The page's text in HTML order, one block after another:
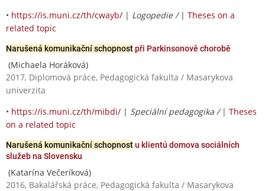
• https://is.muni.cz/th/cwayb/ | Logopedie / | Theses on a
related topic
Narušená komunikační schopnostpři Parkinsonově chorobě
(Michaela Horáková)
2017, Diplomová práce, Pedagogická fakulta / Masarykova
univerzita
• https://is.muni.cz/th/mibdi/ | Speciální pedagogika / | Theses
on a related topic
Narušená komunikační schopnostu klientú domova sociálních
služeb na Slovensku
(Katarína Večeríková)
2016, Bakalářská práce, Pedagogická fakulta / Masarykova